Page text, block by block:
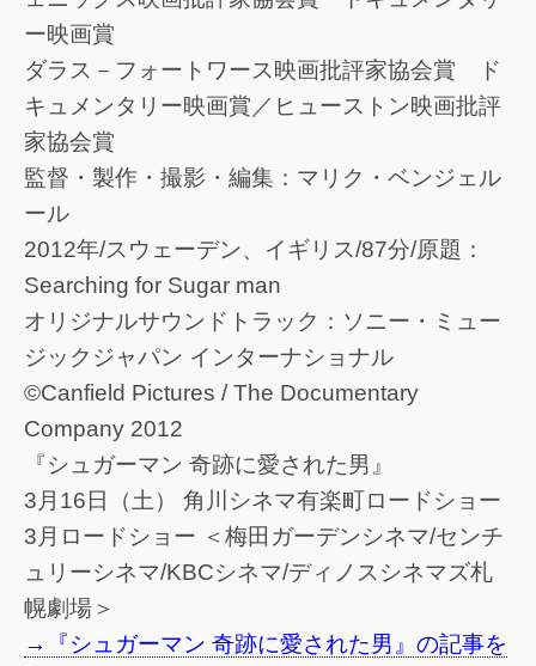
ー映画賞
ダラス－フォートワース映画批評家協会賞 ド
キュメンタリー映画賞／ヒューストン映画批評
家協会賞
監督・製作・撮影・編集：マリク・ベンジェル
ール
2012年/スウェーデン、イギリス/87分/原題：
Searching for Sugar man
オリジナルサウンドトラック：ソニー・ミュー
ジックジャパン インターナショナル
©Canfield Pictures / The Documentary
Company 2012
『シュガーマン 奇跡に愛された男』
3月16日（土） 角川シネマ有楽町ロードショー
3月ロードショー ＜梅田ガーデンシネマ/センチ
ュリーシネマ/KBCシネマ/ディノスシネマズ札
幌劇場＞
→『シュガーマン 奇跡に愛された男』の記事を